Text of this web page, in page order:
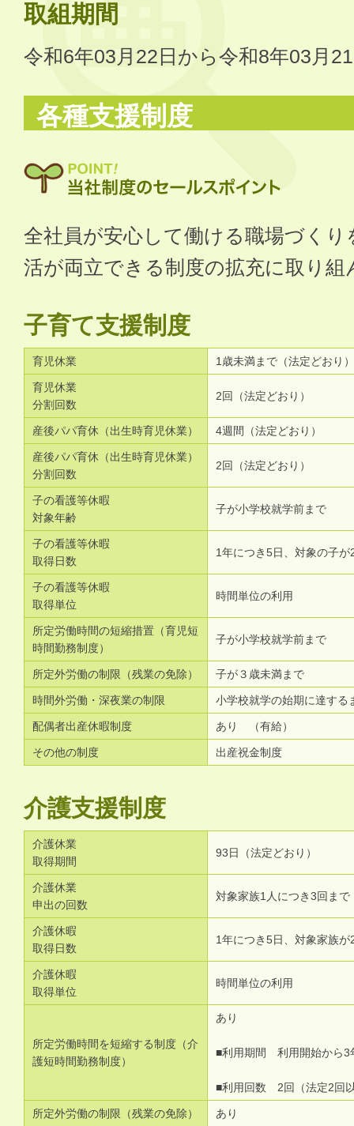
取組期間
令和6年03月22日から令和8年03月
各種支援制度
全社員が安心して働ける職場づく
活が両立できる制度の拡充に取り組
子育て支援制度
育児休業 1歳未満まで（法定どおり）
育児休業
分割回数
2回（法定どおり）
産後パパ育休（出生時育児休業） 4週間（法定どおり）
産後パパ育休（出生時育児休業）
分割回数
2回（法定どおり）
子の看護等休暇
対象年齢
子が小学校就学前まで
子の看護等休暇
取得日数
1年につき5日、対象の子
子の看護等休暇
取得単位
時間単位の利用
所定労働時間の短縮措置（育児短
時間勤務制度）
子が小学校就学前まで
所定外労働の制限（残業の免除） 子が３歳未満まで
時間外労働・深夜業の制限 小学校就学の始期に達する
配偶者出産休暇制度 あり （有給）
その他の制度 出産祝金制度
介護支援制度
介護休業
取得期間
93日（法定どおり）
介護休業
申出の回数
対象家族1人につき3回まで
介護休暇
取得日数
1年につき5日、対象家族
介護休暇
取得単位
時間単位の利用
所定労働時間を短縮する制度（介
護短時間勤務制度）
あり
■利用期間 利用開始から3
■利用回数 2回（法定2回
所定外労働の制限（残業の免除） あり